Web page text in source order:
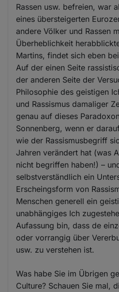
Rassen usw. befreien, war
eines übersteigerten
andere Völker und Rassen
Überheblichkeit
Martins, findet sich eben
Auf der einen Seite
der anderen Seite der
Philosophie des geistigen
und Rassismus damaliger
genau auf dieses
Sonnenberg, wenn er
wie der Rassismusbegriff
Jahren verändert hat (was
nicht begriffen haben!) –
selbstverständlich ein
Erscheingsform von
Menschen generell ein
unabhängiges Ich
Aufassung bin, dass de
oder vorrangig über
usw. zu verstehen ist.
Was habe Sie im Übrigen
Culture? Schauen Sie mal,